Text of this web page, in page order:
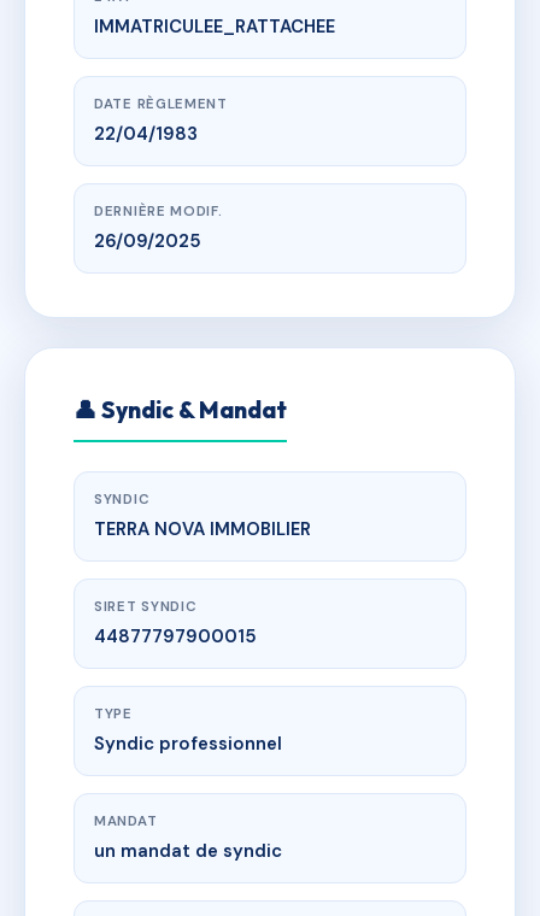
www.vme.plus/AG5396924
IMMEUBLE LE MARINA 2 B
24 RUE JEAN PANDOLFI
IMMATRICULEE_RATTACHEE
DATE RÈGLEMENT
22/04/1983
DERNIÈRE MODIF.
26/09/2025
👤 Syndic & Mandat
SYNDIC
TERRA NOVA IMMOBILIER
SIRET SYNDIC
44877797900015
TYPE
Syndic professionnel
MANDAT
un mandat de syndic